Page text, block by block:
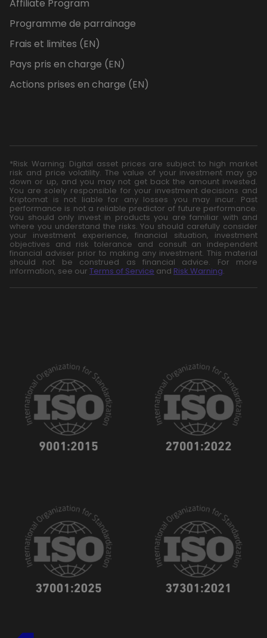
Affiliate Program
Programme de parrainage
Frais et limites (EN)
Pays pris en charge (EN)
Actions prises en charge (EN)
*Risk Warning: Digital asset prices are subject to high market
risk and price volatility. The value of your investment may go
down or up, and you may not get back the amount invested.
You are solely responsible for your investment decisions and
Kriptomat is not liable for any losses you may incur. Past
performance is not a reliable predictor of future performance.
You should only invest in products you are familiar with and
where you understand the risks. You should carefully consider
your investment experience, financial situation, investment
objectives and risk tolerance and consult an independent
financial adviser prior to making any investment. This material
should not be construed as financial advice. For more
information, see our Terms of Service and Risk Warning.